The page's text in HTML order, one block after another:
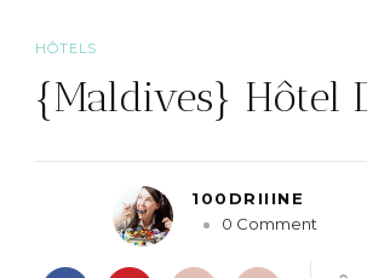
HÔTELS
{Maldives} Hôtel
100DRIIINE
0 Comment